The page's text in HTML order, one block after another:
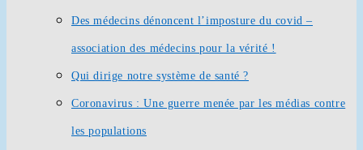
Des médecins dénoncent l’imposture du covid –
association des médecins pour la vérité !
Qui dirige notre système de santé ?
Coronavirus : Une guerre menée par les médias contre
les populations